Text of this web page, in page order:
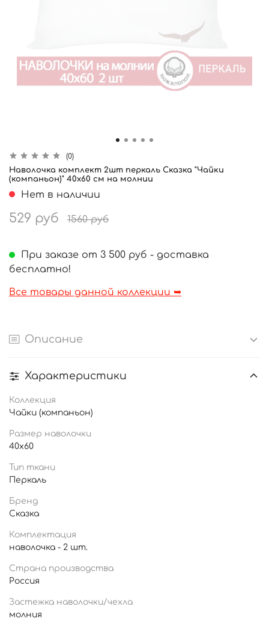
(0)
Наволочка комплект 2шт перкаль Сказка "Чайки
(компаньон)" 40x60 см на молнии
Нет в наличии
529 руб 1560 руб
При заказе от 3 500 руб - доставка
бесплатно!
Все товары данной коллекции ➥
Описание
Характеристики
Коллекция
Чайки (компаньон)
Размер наволочки
40x60
Тип ткани
Перкаль
Бренд
Сказка
Комплектация
наволочка - 2 шт.
Страна производства
Россия
Застежка наволочки/чехла
молния